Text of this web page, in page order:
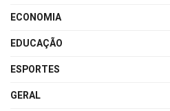
ECONOMIA
EDUCAÇÃO
ESPORTES
GERAL